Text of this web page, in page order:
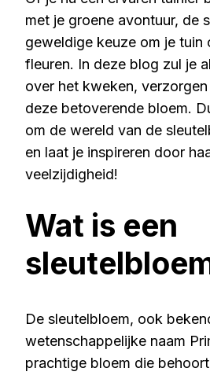
met je groene avontuur, de
geweldige keuze om je
fleuren. In deze blog zul je
over het kweken,
deze betoverende bloem.
om de wereld van de
en laat je inspireren door
veelzijdigheid!
Wat is een
De sleutelbloem, ook
wetenschappelijke naam
prachtige bloem die